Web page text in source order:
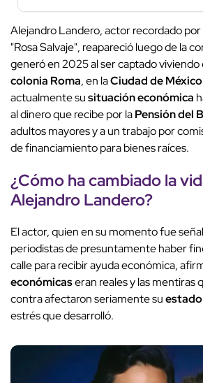
Alejandro Landero, actor recordado por
"Rosa Salvaje", reapareció luego de la
generó en 2025 al ser captado viviendo
colonia Roma, en laCiudad de México
actualmente susituación económica
al dinero que recibe por laPensión del
adultos mayores y a un trabajo por
de financiamiento para bienes raíces.
¿Cómo ha cambiado la
Alejandro Landero?
El actor, quien en su momento fue
periodistas de presuntamente haber
calle para recibir ayuda económica,
económicaseran reales y las mentiras
contra afectaron seriamente su
estrés que desarrolló.